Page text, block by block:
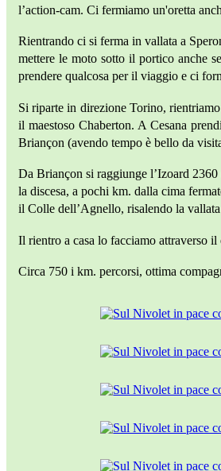
l’action-cam. Ci fermiamo un'oretta
Rientrando ci si ferma in vallata a
mettere le moto sotto il portico anche
prendere qualcosa per il viaggio e ci
Si riparte in direzione Torino,
il maestoso Chaberton. A Cesana
Briançon (avendo tempo è bello da
Da Briançon si raggiunge l’Izoard
la discesa, a pochi km. dalla cima
il Colle dell’Agnello, risalendo la
Il rientro a casa lo facciamo attraverso
Circa 750 i km. percorsi, ottima